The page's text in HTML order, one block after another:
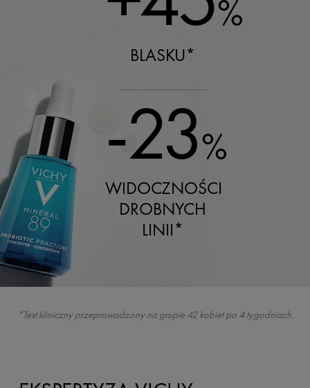
%
BLASKU*
-23%
WIDOCZNOŚCI
DROBNYCH
LINII*
*Test kliniczny przeprowadzony na grupie 42 kobiet po 4 tygodniach.